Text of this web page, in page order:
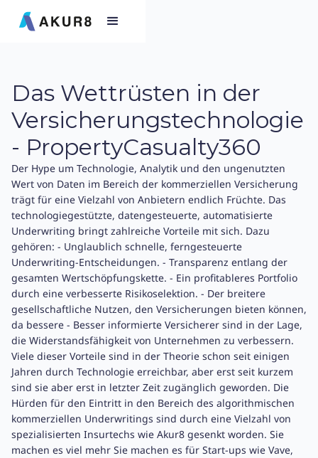
Das Wettrüsten in der
Versicherungstechnologie
- PropertyCasualty360
Der Hype um Technologie, Analytik und den ungenutzten
Wert von Daten im Bereich der kommerziellen Versicherung
trägt für eine Vielzahl von Anbietern endlich Früchte. Das
technologiegestützte, datengesteuerte, automatisierte
Underwriting bringt zahlreiche Vorteile mit sich. Dazu
gehören: - Unglaublich schnelle, ferngesteuerte
Underwriting-Entscheidungen. - Transparenz entlang der
gesamten Wertschöpfungskette. - Ein profitableres Portfolio
durch eine verbesserte Risikoselektion. - Der breitere
gesellschaftliche Nutzen, den Versicherungen bieten können,
da bessere - Besser informierte Versicherer sind in der Lage,
die Widerstandsfähigkeit von Unternehmen zu verbessern.
Viele dieser Vorteile sind in der Theorie schon seit einigen
Jahren durch Technologie erreichbar, aber erst seit kurzem
sind sie aber erst in letzter Zeit zugänglich geworden. Die
Hürden für den Eintritt in den Bereich des algorithmischen
kommerziellen Underwritings sind durch eine Vielzahl von
spezialisierten Insurtechs wie Akur8 gesenkt worden. Sie
machen es viel mehr Sie machen es für Start-ups wie Vave,